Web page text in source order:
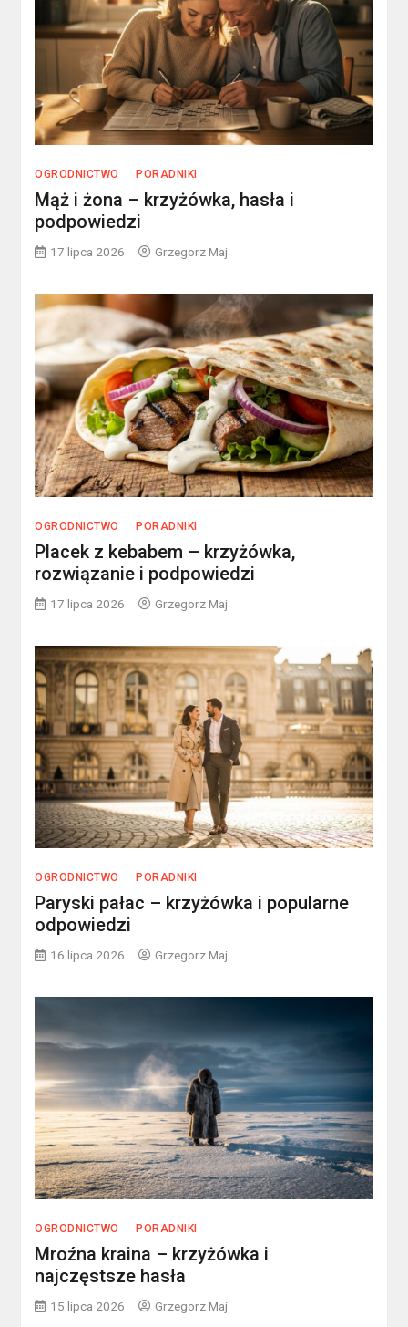
OGRODNICTWO PORADNIKI
Mąż i żona – krzyżówka, hasła i
podpowiedzi
17 lipca 2026 Grzegorz Maj
OGRODNICTWO PORADNIKI
Placek z kebabem – krzyżówka,
rozwiązanie i podpowiedzi
17 lipca 2026 Grzegorz Maj
OGRODNICTWO PORADNIKI
Paryski pałac – krzyżówka i popularne
odpowiedzi
16 lipca 2026 Grzegorz Maj
OGRODNICTWO PORADNIKI
Mroźna kraina – krzyżówka i
najczęstsze hasła
15 lipca 2026 Grzegorz Maj